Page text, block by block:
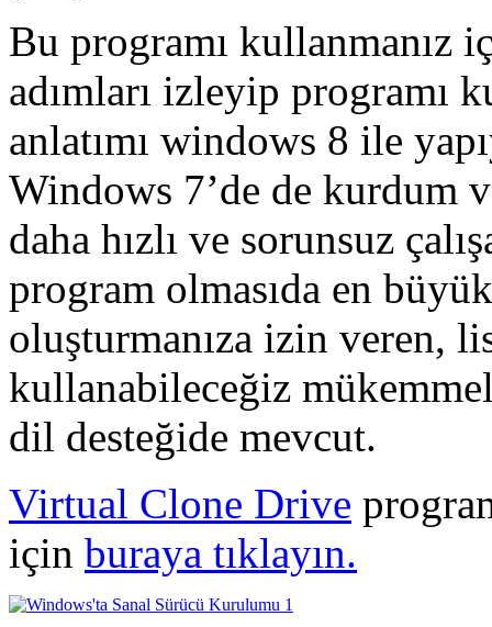
Bu programı kullanmanız
adımları izleyip programı
anlatımı windows 8 ile
Windows 7’de de kurdum
daha hızlı ve sorunsuz
program olmasıda en
oluşturmanıza izin veren,
kullanabileceğiz
dil desteğide mevcut.
Virtual Clone Drive
için buraya tıklayın.